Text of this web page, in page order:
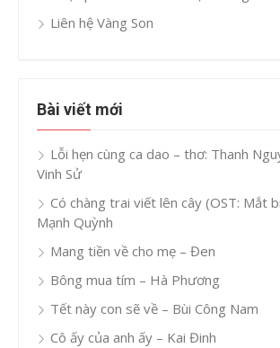
Liên hệ Vàng Son
Bài viết mới
Lỗi hẹn cùng ca dao – thơ: Thanh
Vinh Sử
Có chàng trai viết lên cây (OST: Mắt
Mạnh Quỳnh
Mang tiền về cho mẹ – Đen
Bông mua tím – Hà Phương
Tết này con sẽ về – Bùi Công Nam
Cô ấy của anh ấy – Kai Đinh